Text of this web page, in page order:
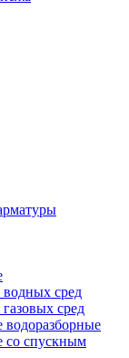
сред
сред
со спускным